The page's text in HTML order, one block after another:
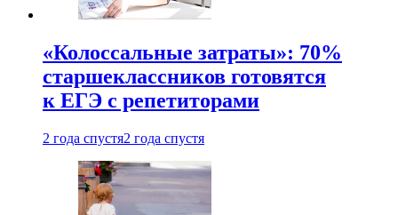
«Колоссальные затраты»: 70%
старшеклассников готовятся
к ЕГЭ с репетиторами
2 года спустя2 года спустя